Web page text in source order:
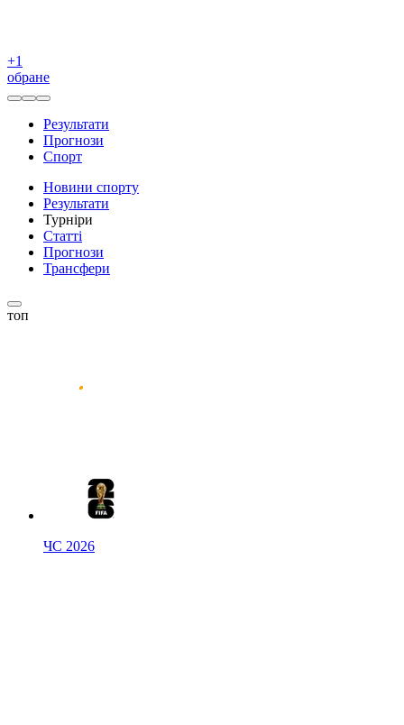
+1
обране
Результати
Прогнози
Спорт
Новини спорту
Результати
Турніри
Статті
Прогнози
Трансфери
топ
ЧС 2026